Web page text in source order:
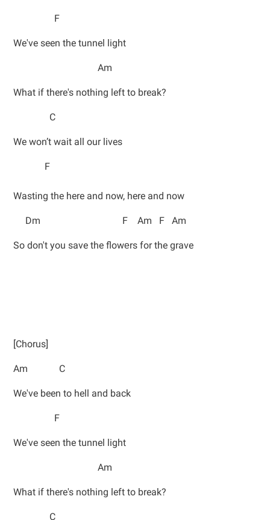
F
We've seen the tunnel light
Am
What if there's nothing left to break?
C
We won’t wait all our lives
F
Wasting the here and now, here and now
Dm F Am F Am
So don't you save the flowеrs for the grave
[Chorus]
Am C
We've been to hell and back
F
We've seen the tunnel light
Am
What if there's nothing left to break?
C